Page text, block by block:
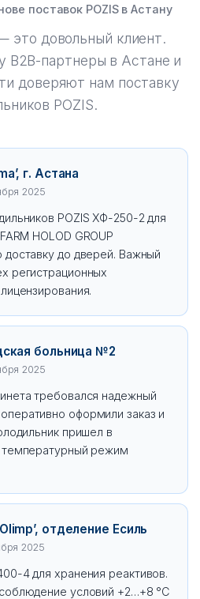
поставок POZIS в Астану
это довольный клиент.
B2B-партнеры в Астане и
доверяют нам поставку
POZIS.
г. Астана
2025
POZIS ХФ-250-2 для
HOLOD GROUP
доставку до дверей. Важный
регистрационных
больница №2
2025
требовался надежный
оформили заказ и
пришел в
температурный режим
отделение Есиль
2025
4 для хранения реактивов.
условий +2…+8 °C